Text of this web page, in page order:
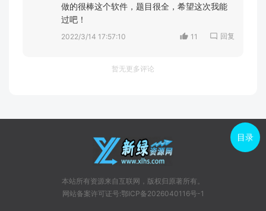
做的很棒这个软件，题目很全，希望这次我能
过吧！
2022/3/14 17:57:10 11 回复
暂无更多评论
本站所有资源来自互联网，版权归原著所有。
网站备案许可证号:鄂ICP备2026040116号-1
目录